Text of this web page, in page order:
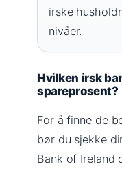
irske
nivåer.
Hvilken irsk
spareprosent?
For å finne de
bør du sjekke
Bank of Ireland